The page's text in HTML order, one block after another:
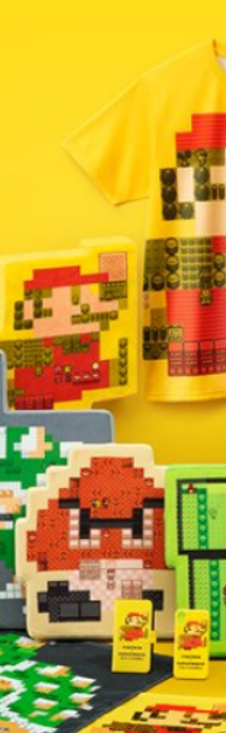
Nombre *
Email *
Comentario *